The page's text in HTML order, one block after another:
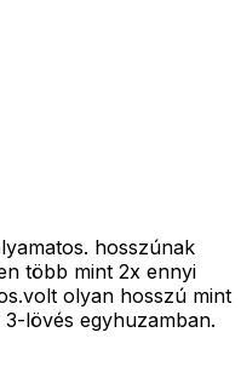
hosszúnak
több mint 2x ennyi
olyan hosszú mint
lövés egyhuzamban.